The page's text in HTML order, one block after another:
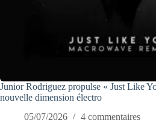
Junior Rodriguez propulse « Just Like
nouvelle dimension électro
05/07/2026
4 commentaires